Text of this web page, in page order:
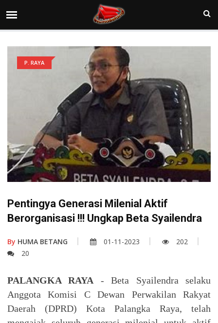
P. RAYA
Pentingya Generasi Milenial Aktif
Berorganisasi !!! Ungkap Beta Syailendra
By HUMA BETANG 01-11-2023
202
20
PALANGKA RAYA - Beta Syailendra selaku
Anggota Komisi C Dewan Perwakilan Rakyat
Daerah (DPRD) Kota Palangka Raya, telah